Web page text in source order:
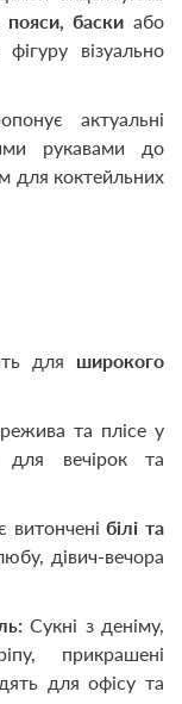
пояси, баски або
візуально
актуальні
рукавами до
для коктейльних
для широкого
та плісе у
вечірок та
витонченібілі та
дівич-вечора
Сукні з деніму,
прикрашені
для офісу та